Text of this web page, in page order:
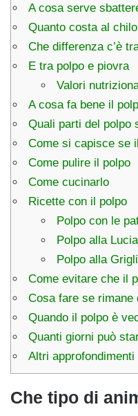
A cosa serve
Quanto costa al
Che differenza c’è
E tra polpo e piovra
Valori
A cosa fa bene il
Quali parti del polpo
Come si capisce se
Come pulire il polpo
Come cucinarlo
Ricette con il polpo
Polpo con le
Polpo alla
Polpo alla
Come evitare che il
Cosa fare se rimane
Quando il polpo è
Quanti giorni può
Altri approfondimenti
Che tipo di